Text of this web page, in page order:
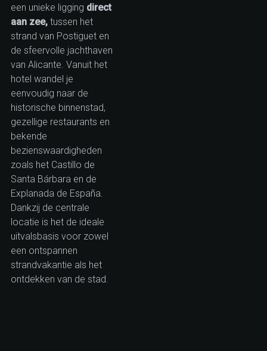
een unieke ligging direct
aan zee,tussen het
strand van Postiguet en
de sfeervolle jachthaven
van Alicante. Vanuit het
hotel wandel je
eenvoudig naar de
historische binnenstad,
gezellige restaurants en
bekende
bezienswaardigheden
zoals het Castillo de
Santa Bárbara en de
Explanada de España.
Dankzij de centrale
locatie is het de ideale
uitvalsbasis voor zowel
een ontspannen
strandvakantie als het
ontdekken van de stad.